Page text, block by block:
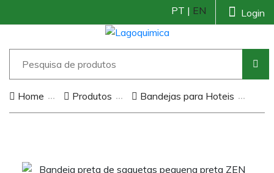
Login
PT | EN
Home Produtos Bandejas para Hoteis